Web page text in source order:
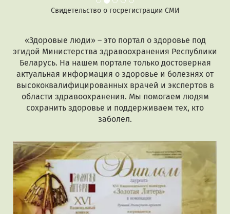
Свидетельство о госрегистрации СМИ
«Здоровые люди» – это портал о здоровье под
эгидой Министерства здравоохранения Республики
Беларусь. На нашем портале только достоверная
актуальная информация о здоровье и болезнях от
высококвалифицированных врачей и экспертов в
области здравоохранения. Мы помогаем людям
сохранить здоровье и поддерживаем тех, кто
заболел.